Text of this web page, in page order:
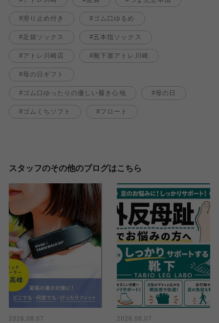
滑り止め付き ゴム口ゆるめ
足袋ソックス 五本指ソックス
アトレ川崎店 靴下屋アトレ川崎
母の日ギフト
ゴム口ゆったりの優しい履き心地 母の日
ゴムくちソフト フロート
スタッフのその他のブログはこちら
2026.08.07
2026.08.07